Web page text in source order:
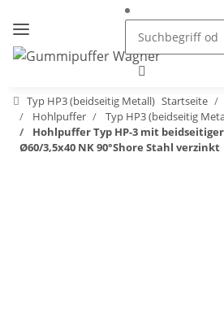
Typ HP3 (beidseitig Metall) Startseite
Hohlpuffer
Typ HP3 (beidseitig
Hohlpuffer Typ HP-3 mit
Ø60/3,5x40 NK 90°Shore Stahl verzinkt